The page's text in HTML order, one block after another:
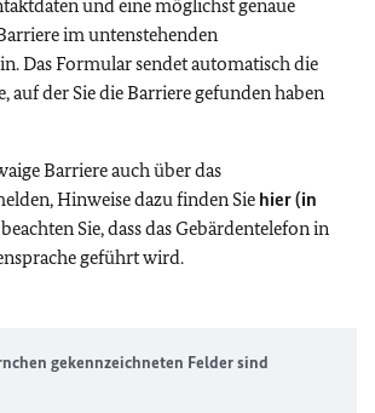
und eine möglichst genaue
im untenstehenden
Das Formular sendet automatisch die
auf der Sie die Barriere gefunden haben
Barriere auch über das
Hinweise dazu finden Sie hier (in
Sie, dass das Gebärdentelefon in
geführt wird.
gekennzeichneten Felder sind